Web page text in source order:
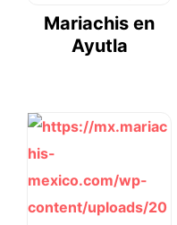
Mariachis en
Ayutla